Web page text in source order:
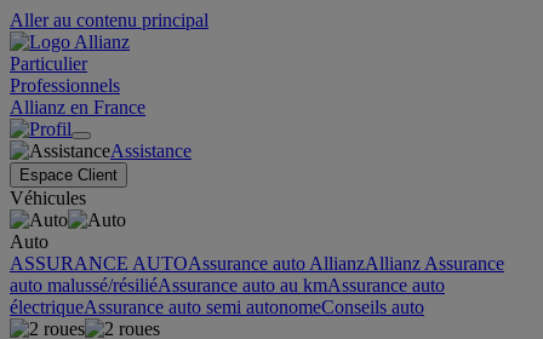
Aller au contenu principal
Particulier
Professionnels
Allianz en France
Assistance
Espace Client
Véhicules
Auto
ASSURANCE AUTOAssurance auto AllianzAllianz Assurance
auto malussé/résiliéAssurance auto au kmAssurance auto
électriqueAssurance auto semi autonomeConseils auto